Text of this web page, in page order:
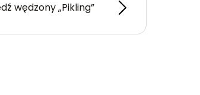
wędzony „Pikling”